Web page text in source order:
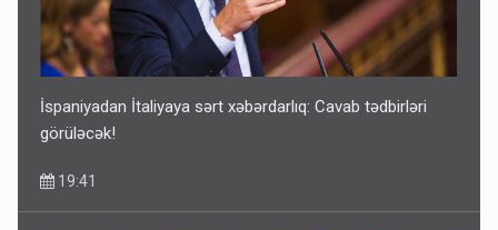
İspaniyadan İtaliyaya sərt xəbərdarlıq: Cavab tədbirləri
görüləcək!
19:41